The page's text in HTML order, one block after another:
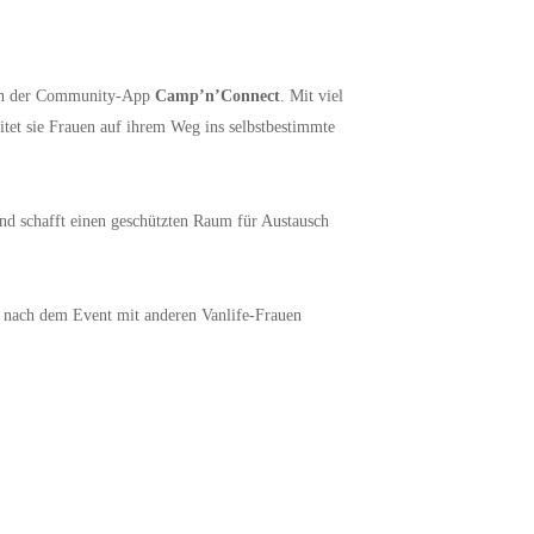
der Community-AppCamp’n’Connect. Mit viel
sie Frauen auf ihrem Weg ins selbstbestimmte
einen geschützten Raum für Austausch
dem Event mit anderen Vanlife-Frauen